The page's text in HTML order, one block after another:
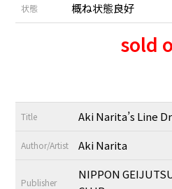
状態 概ね状態良好
sold
Title Aki Narita’s Line
Author/Artist Aki Narita
Publisher
NIPPON